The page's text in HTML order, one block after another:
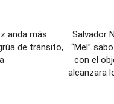
anda más
de tránsito,
Salvador
“Mel”
con el
alcanzara